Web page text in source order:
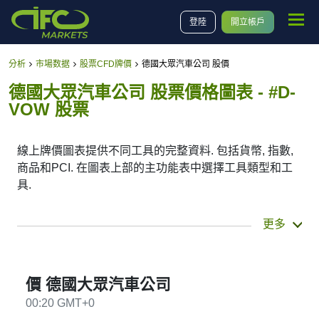
登陸 開立帳戶
分析 市場数据 股票CFD牌價 德國大眾汽車公司 股價
德國大眾汽車公司 股票價格圖表 - #D-
VOW 股票
線上牌價圖表提供不同工具的完整資料. 包括貨幣, 指數,
商品和PCI. 在圖表上部的主功能表中選擇工具類型和工
具.
您也可以選擇不同的時間段(從分鐘到星期). 可以看到當
更多
價 德國大眾汽車公司
00:20 GMT+0